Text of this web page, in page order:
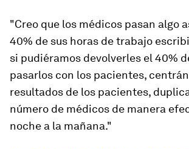
"Creo que los médicos pasan algo
40% de sus horas de trabajo
si pudiéramos devolverles el 40%
pasarlos con los pacientes,
resultados de los pacientes,
número de médicos de manera
noche a la mañana."